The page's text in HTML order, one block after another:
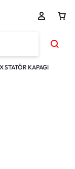
STATÖR KAPAGI